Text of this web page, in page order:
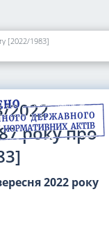
[2022/1983]
2022
року про
2022 року